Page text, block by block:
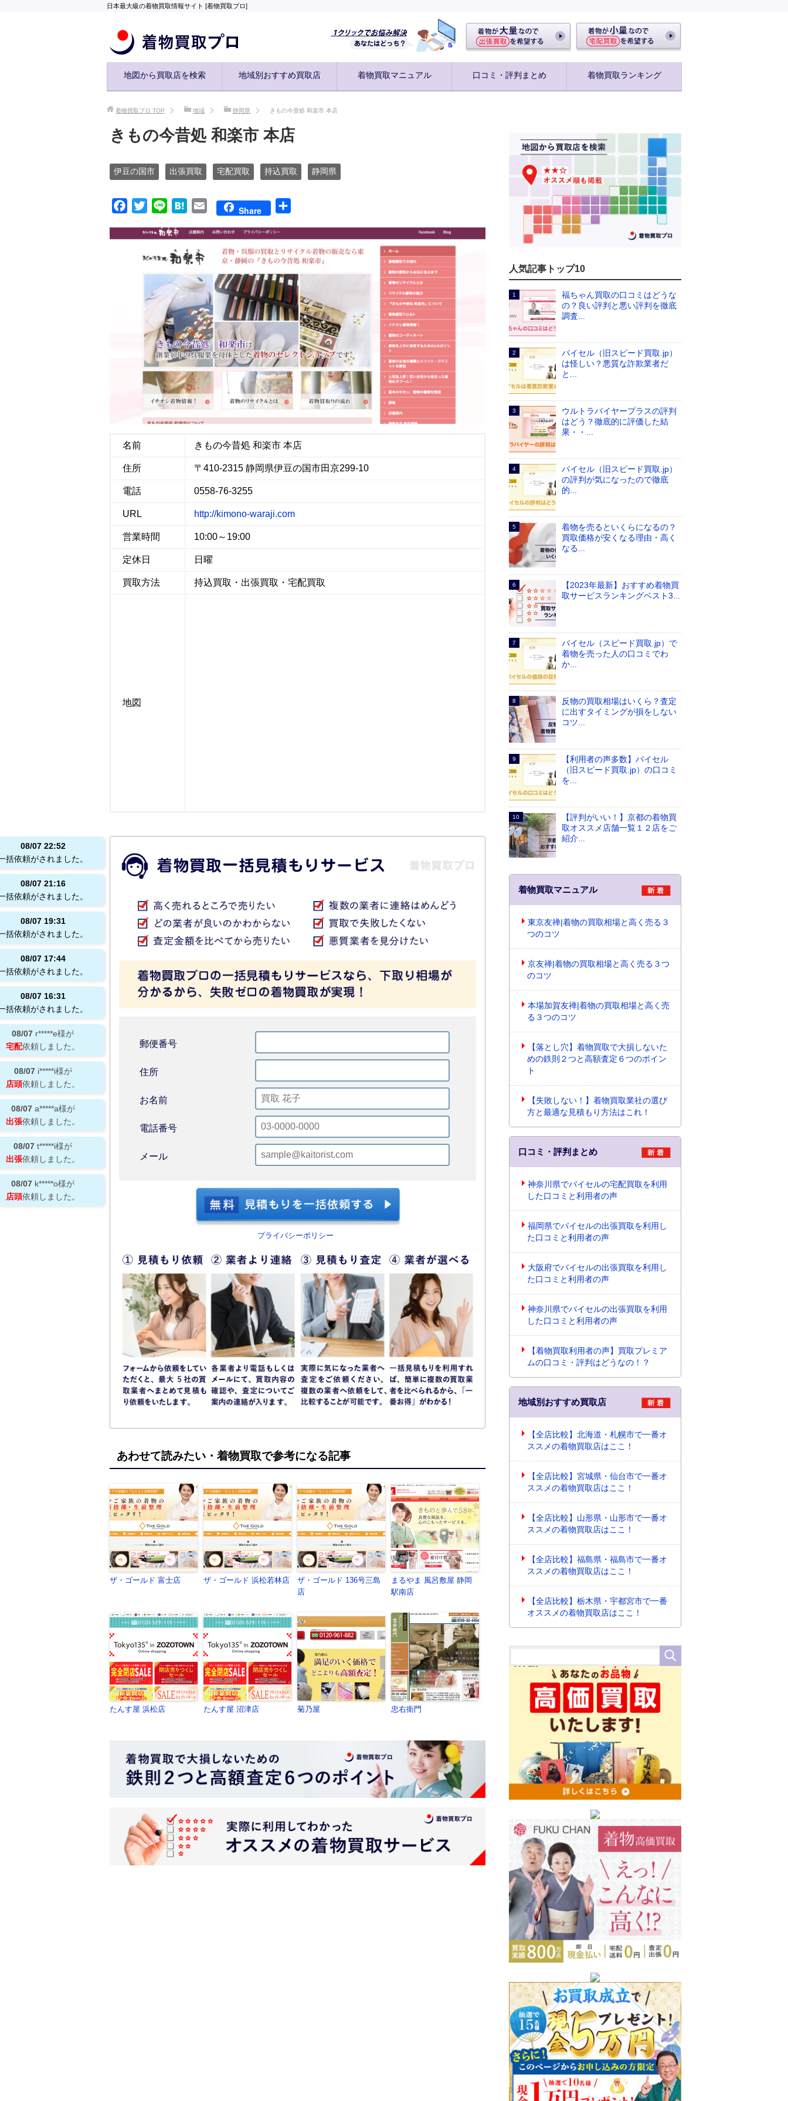
日本最大級の着物買取情報サイト [着物買取プロ]
地図から買取店を検索 地域別おすすめ買取店 着物買取マニュアル 口コミ・評判まとめ 着物買取ランキング
着物買取プロ TOP 地域 静岡県 きもの今昔処 和楽市 本店
きもの今昔処 和楽市 本店
伊豆の国市 出張買取 宅配買取 持込買取 静岡県
i
r
n
e
t
e
n
a
Share
名前 きもの今昔処 和楽市 本店
住所 〒410-2315 静岡県伊豆の国市田京299-10
電話 0558-76-3255
URL http://kimono-waraji.com
営業時間 10:00～19:00
定休日 日曜
買取方法 持込買取・出張買取・宅配買取
地図
08/0722:52
括依頼がされました。
08/0721:16
括依頼がされました。
08/0719:31
括依頼がされました。
08/0717:44
括依頼がされました。
08/0716:31
括依頼がされました。
08/07 r*****e様が
宅配依頼しました。
08/07 i*****i様が
店頭依頼しました。
08/07 a*****a様が
出張依頼しました。
08/07 t*****i様が
出張依頼しました。
08/07 k*****o様が
店頭依頼しました。
郵便番号
住所
お名前
電話番号
メール
プライバシーポリシー
あわせて読みたい・着物買取で参考になる記事
ザ・ゴールド 富士店 ザ・ゴールド 浜松若林店
ザ・ゴールド 136号三島
店
まるやま 風呂敷屋 静岡
駅南店
たんす屋 浜松店 たんす屋 沼津店 菊乃屋 忠右衛門
人気記事トップ10
福ちゃん買取の口コミはどうな
の？良い評判と悪い評判を徹底
調査...
バイセル（旧スピード買取.jp）
は怪しい？悪質な詐欺業者だ
と...
ウルトラバイヤープラスの評判
はどう？徹底的に評価した結
果・・...
バイセル（旧スピード買取.jp）
の評判が気になったので徹底
的...
着物を売るといくらになるの？
買取価格が安くなる理由・高く
なる...
【2023年最新】おすすめ着物買
取サービスランキングベスト3...
バイセル（スピード買取.jp）で
着物を売った人の口コミでわ
か...
反物の買取相場はいくら？査定
に出すタイミングが損をしない
コツ...
【利用者の声多数】バイセル
（旧スピード買取.jp）の口コミ
を...
【評判がいい！】京都の着物買
取オススメ店舗一覧１２店をご
紹介...
着物買取マニュアル
東京友禅|着物の買取相場と高く売る３
つのコツ
京友禅|着物の買取相場と高く売る３つ
のコツ
本場加賀友禅|着物の買取相場と高く売
る３つのコツ
【落とし穴】着物買取で大損しないた
めの鉄則２つと高額査定６つのポイン
ト
【失敗しない！】着物買取業社の選び
方と最適な見積もり方法はこれ！
口コミ・評判まとめ
神奈川県でバイセルの宅配買取を利用
した口コミと利用者の声
福岡県でバイセルの出張買取を利用し
た口コミと利用者の声
大阪府でバイセルの出張買取を利用し
た口コミと利用者の声
神奈川県でバイセルの出張買取を利用
した口コミと利用者の声
【着物買取利用者の声】買取プレミア
ムの口コミ・評判はどうなの！？
地域別おすすめ買取店
【全店比較】北海道・札幌市で一番オ
ススメの着物買取店はここ！
【全店比較】宮城県・仙台市で一番オ
ススメの着物買取店はここ！
【全店比較】山形県・山形市で一番オ
ススメの着物買取店はここ！
【全店比較】福島県・福島市で一番オ
ススメの着物買取店はここ！
【全店比較】栃木県・宇都宮市で一番
オススメの着物買取店はここ！